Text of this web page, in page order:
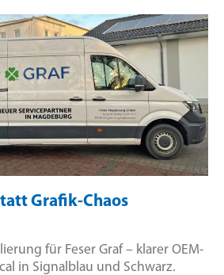
Grafik-Chaos
für Feser Graf – klarer OEM-
in Signalblau und Schwarz.